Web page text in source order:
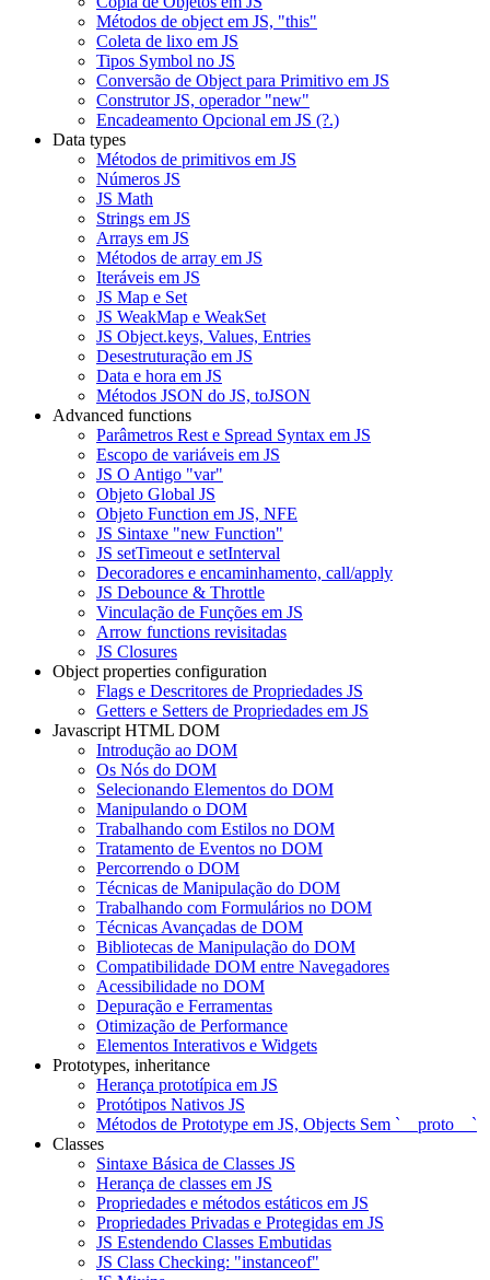
Métodos de object em JS, "this"
Coleta de lixo em JS
Tipos Symbol no JS
Conversão de Object para Primitivo em JS
Construtor JS, operador "new"
Encadeamento Opcional em JS (?.)
Data types
Métodos de primitivos em JS
Números JS
JS Math
Strings em JS
Arrays em JS
Métodos de array em JS
Iteráveis em JS
JS Map e Set
JS WeakMap e WeakSet
JS Object.keys, Values, Entries
Desestruturação em JS
Data e hora em JS
Métodos JSON do JS, toJSON
Advanced functions
Parâmetros Rest e Spread Syntax em JS
Escopo de variáveis em JS
JS O Antigo "var"
Objeto Global JS
Objeto Function em JS, NFE
JS Sintaxe "new Function"
JS setTimeout e setInterval
Decoradores e encaminhamento, call/apply
JS Debounce & Throttle
Vinculação de Funções em JS
Arrow functions revisitadas
JS Closures
Object properties configuration
Flags e Descritores de Propriedades JS
Getters e Setters de Propriedades em JS
Javascript HTML DOM
Introdução ao DOM
Os Nós do DOM
Selecionando Elementos do DOM
Manipulando o DOM
Trabalhando com Estilos no DOM
Tratamento de Eventos no DOM
Percorrendo o DOM
Técnicas de Manipulação do DOM
Trabalhando com Formulários no DOM
Técnicas Avançadas de DOM
Bibliotecas de Manipulação do DOM
Compatibilidade DOM entre Navegadores
Acessibilidade no DOM
Depuração e Ferramentas
Otimização de Performance
Elementos Interativos e Widgets
Prototypes, inheritance
Herança prototípica em JS
Protótipos Nativos JS
Métodos de Prototype em JS, Objects Sem `__proto__`
Classes
Sintaxe Básica de Classes JS
Herança de classes em JS
Propriedades e métodos estáticos em JS
Propriedades Privadas e Protegidas em JS
JS Estendendo Classes Embutidas
JS Class Checking: "instanceof"